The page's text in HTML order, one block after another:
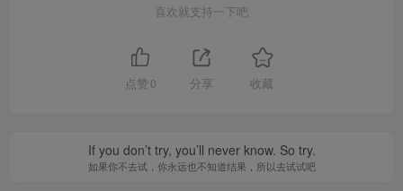
喜欢就支持一下吧
点赞 0 分享 收藏
If you don’t try, you’ll never know. So try.
如果你不去试，你永远也不知道结果，所以去试试吧